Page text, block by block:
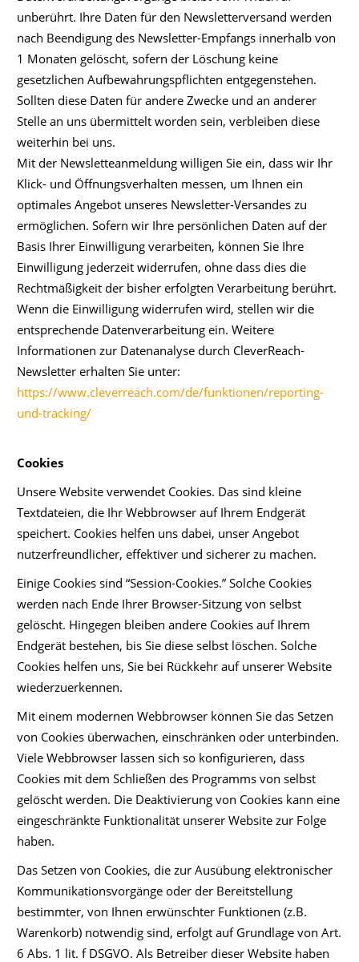
unberührt. Ihre Daten für den Newsletterversand werden
nach Beendigung des Newsletter-Empfangs innerhalb von
1 Monaten gelöscht, sofern der Löschung keine
gesetzlichen Aufbewahrungspflichten entgegenstehen.
Sollten diese Daten für andere Zwecke und an anderer
Stelle an uns übermittelt worden sein, verbleiben diese
weiterhin bei uns.
Mit der Newsletteanmeldung willigen Sie ein, dass wir Ihr
Klick- und Öffnungsverhalten messen, um Ihnen ein
optimales Angebot unseres Newsletter-Versandes zu
ermöglichen. Sofern wir Ihre persönlichen Daten auf der
Basis Ihrer Einwilligung verarbeiten, können Sie Ihre
Einwilligung jederzeit widerrufen, ohne dass dies die
Rechtmäßigkeit der bisher erfolgten Verarbeitung berührt.
Wenn die Einwilligung widerrufen wird, stellen wir die
entsprechende Datenverarbeitung ein. Weitere
Informationen zur Datenanalyse durch CleverReach-
Newsletter erhalten Sie unter:
https://www.cleverreach.com/de/funktionen/reporting-
und-tracking/
Cookies
Unsere Website verwendet Cookies. Das sind kleine
Textdateien, die Ihr Webbrowser auf Ihrem Endgerät
speichert. Cookies helfen uns dabei, unser Angebot
nutzerfreundlicher, effektiver und sicherer zu machen.
Einige Cookies sind “Session-Cookies.” Solche Cookies
werden nach Ende Ihrer Browser-Sitzung von selbst
gelöscht. Hingegen bleiben andere Cookies auf Ihrem
Endgerät bestehen, bis Sie diese selbst löschen. Solche
Cookies helfen uns, Sie bei Rückkehr auf unserer Website
wiederzuerkennen.
Mit einem modernen Webbrowser können Sie das Setzen
von Cookies überwachen, einschränken oder unterbinden.
Viele Webbrowser lassen sich so konfigurieren, dass
Cookies mit dem Schließen des Programms von selbst
gelöscht werden. Die Deaktivierung von Cookies kann eine
eingeschränkte Funktionalität unserer Website zur Folge
haben.
Das Setzen von Cookies, die zur Ausübung elektronischer
Kommunikationsvorgänge oder der Bereitstellung
bestimmter, von Ihnen erwünschter Funktionen (z.B.
Warenkorb) notwendig sind, erfolgt auf Grundlage von Art.
6 Abs. 1 lit. f DSGVO. Als Betreiber dieser Website haben